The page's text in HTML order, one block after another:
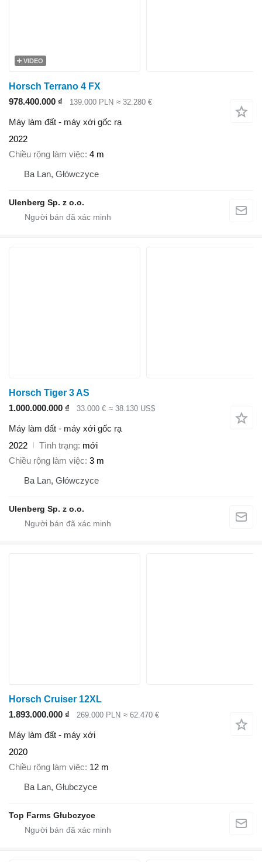
VIDEO
Horsch Terrano 4 FX
978.400.000 ₫
139.000 PLN ≈ 32.280 €
Máy làm đất - máy xới gốc rạ
2022
Chiều rộng làm việc 4 m
Ba Lan, Główczyce
Ulenberg Sp. z o.o.
Horsch Tiger 3 AS
1.000.000.000 ₫
33.000 € ≈ 38.130 US$
Máy làm đất - máy xới gốc rạ
2022
Tình trạng mới
Chiều rộng làm việc 3 m
Ba Lan, Główczyce
Ulenberg Sp. z o.o.
Horsch Cruiser 12XL
1.893.000.000 ₫
269.000 PLN ≈ 62.470 €
Máy làm đất - máy xới
2020
Chiều rộng làm việc 12 m
Ba Lan, Głubczyce
Top Farms Głubczyce